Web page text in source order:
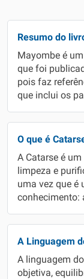
Resumo do
Mayombe é
que foi
pois faz
que inclui os
O que é
A Catarse é
limpeza e
uma vez que é
conhecimento:
A Linguagem
A linguagem
objetiva,